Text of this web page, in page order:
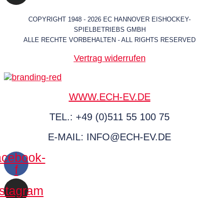
COPYRIGHT 1948 - 2026 EC HANNOVER EISHOCKEY-
SPIELBETRIEBS GMBH
ALLE RECHTE VORBEHALTEN - ALL RIGHTS RESERVED
Vertrag widerrufen
WWW.ECH-EV.DE
TEL.: +49 (0)511 55 100 75
E-MAIL: INFO@ECH-EV.DE
f